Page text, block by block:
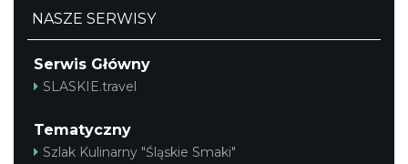
NASZE SERWISY
Serwis Główny
SLASKIE.travel
Tematyczny
Szlak Kulinarny "Śląskie Smaki"